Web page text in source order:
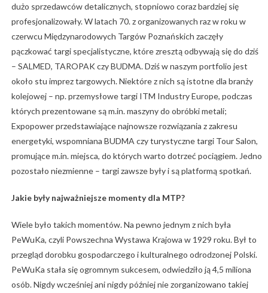
dużo sprzedawców detalicznych, stopniowo coraz bardziej się
profesjonalizowały. W latach 70. z organizowanych raz w roku w
czerwcu Międzynarodowych Targów Poznańskich zaczęły
pączkować targi specjalistyczne, które zresztą odbywają się do dziś
– SALMED, TAROPAK czy BUDMA. Dziś w naszym portfolio jest
około stu imprez targowych. Niektóre z nich są istotne dla branży
kolejowej – np. przemysłowe targi ITM Industry Europe, podczas
których prezentowane są m.in. maszyny do obróbki metali;
Expopower przedstawiające najnowsze rozwiązania z zakresu
energetyki, wspomniana BUDMA czy turystyczne targi Tour Salon,
promujące m.in. miejsca, do których warto dotrzeć pociągiem. Jedno
pozostało niezmienne – targi zawsze były i są platformą spotkań.
Jakie były najważniejsze momenty dla MTP?
Wiele było takich momentów. Na pewno jednym z nich była
PeWuKa, czyli Powszechna Wystawa Krajowa w 1929 roku. Był to
przegląd dorobku gospodarczego i kulturalnego odrodzonej Polski.
PeWuKa stała się ogromnym sukcesem, odwiedziło ją 4,5 miliona
osób. Nigdy wcześniej ani nigdy później nie zorganizowano takiej